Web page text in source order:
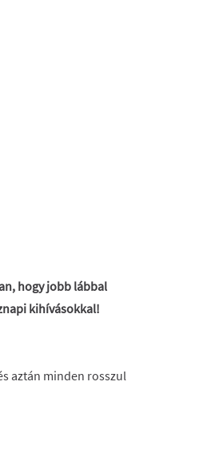
hogy jobb lábbal
kihívásokkal!
aztán minden rosszul